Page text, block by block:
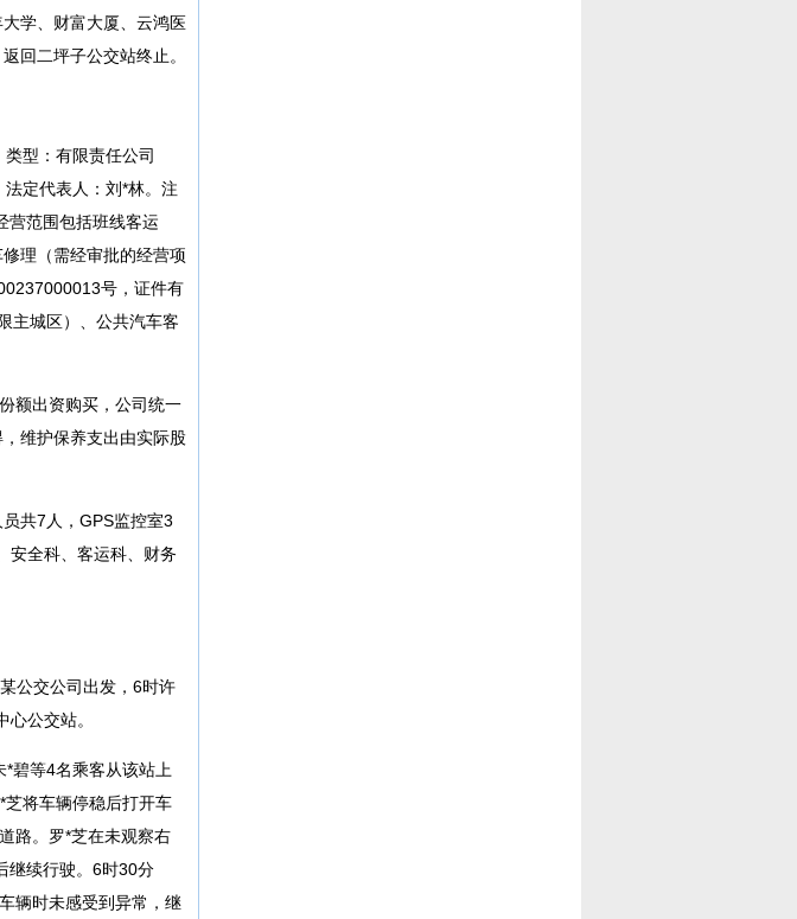
学、财富大厦、云鸿医
回二坪子公交站终止。
型：有限责任公司
法定代表人：刘*林。注
营范围包括班线客运
理（需经审批的经营项
号，证件有
主城区）、公共汽车客
额出资购买，公司统一
维护保养支出由实际股
共7人，GPS监控室3
安全科、客运科、财务
公交公司出发，6时许
公交站。
碧等4名乘客从该站上
将车辆停稳后打开车
路。罗*芝在未观察右
继续行驶。6时30分
辆时未感受到异常，继